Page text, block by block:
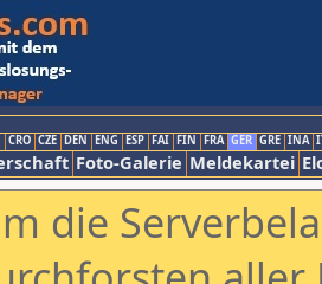
CRO CZE DEN ENG ESP FAI FIN FRA GER GRE INA
Foto-Galerie Meldekartei
die